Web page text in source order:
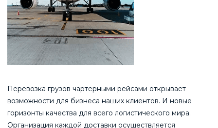
Перевозка грузов чартерными рейсами открывает
возможности для бизнеса наших клиентов. И новые
горизонты качества для всего логистического мира.
Организация каждой доставки осуществляется